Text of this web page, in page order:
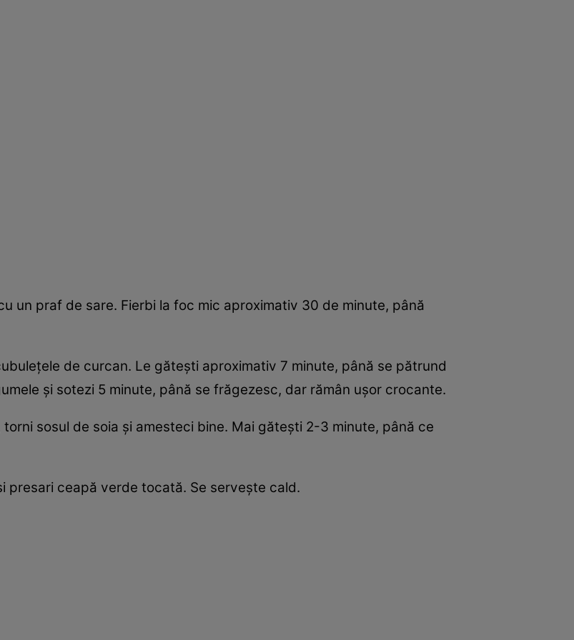
un praf de sare. Fierbi la foc mic aproximativ 30 de minute, până
de curcan. Le gătești aproximativ 7 minute, până se pătrund
și sotezi 5 minute, până se frăgezesc, dar rămân ușor crocante.
sosul de soia și amesteci bine. Mai gătești 2-3 minute, până ce
presari ceapă verde tocată. Se servește cald.